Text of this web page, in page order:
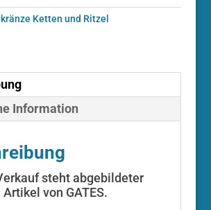
Ketten und Ritzel
Information
steht abgebildeter
Artikel von GATES.